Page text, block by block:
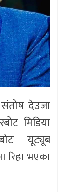
संतोष देउजा
मिडिया
यूट्यूब
रिहा भएका